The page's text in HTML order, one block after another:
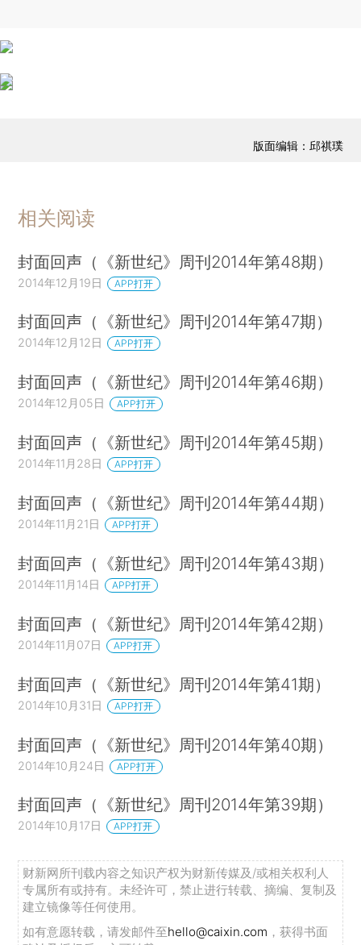
版面编辑：邱祺璞
相关阅读
封面回声（《新世纪》周刊2014年第48期）
2014年12月19日 APP打开
封面回声（《新世纪》周刊2014年第47期）
2014年12月12日 APP打开
封面回声（《新世纪》周刊2014年第46期）
2014年12月05日 APP打开
封面回声（《新世纪》周刊2014年第45期）
2014年11月28日 APP打开
封面回声（《新世纪》周刊2014年第44期）
2014年11月21日 APP打开
封面回声（《新世纪》周刊2014年第43期）
2014年11月14日 APP打开
封面回声（《新世纪》周刊2014年第42期）
2014年11月07日 APP打开
封面回声（《新世纪》周刊2014年第41期）
2014年10月31日 APP打开
封面回声（《新世纪》周刊2014年第40期）
2014年10月24日 APP打开
封面回声（《新世纪》周刊2014年第39期）
2014年10月17日 APP打开
财新网所刊载内容之知识产权为财新传媒及/或相关权利人
专属所有或持有。未经许可，禁止进行转载、摘编、复制及
建立镜像等任何使用。
如有意愿转载，请发邮件至hello@caixin.com ，获得书面